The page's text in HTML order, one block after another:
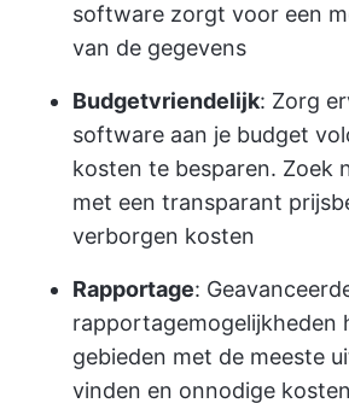
software zorgt voor een
van de gegevens
Budgetvriendelijk: Zorg
software aan je budget
kosten te besparen. Zoek
met een transparant
verborgen kosten
Rapportage:
rapportagemogelijkheden
gebieden met de meeste
vinden en onnodige